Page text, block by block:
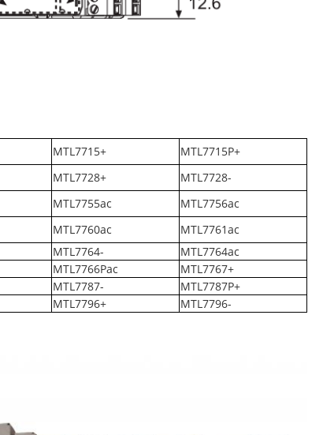
MTL7715+
MTL7715P+
MTL7728+
MTL7728-
MTL7755ac
MTL7756ac
MTL7760ac
MTL7761ac
MTL7764-
MTL7764ac
MTL7766Pac
MTL7767+
MTL7787-
MTL7787P+
MTL7796+ MTL7796-